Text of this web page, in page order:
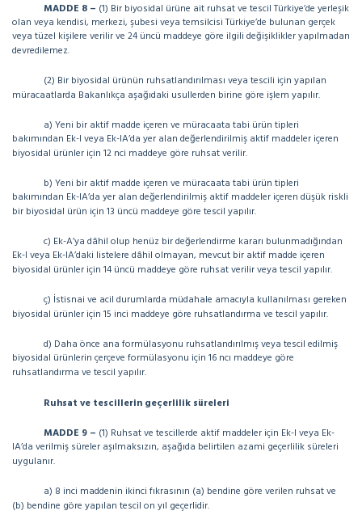
MADDE 8 – (1) Bir biyosidal ürüne ait ruhsat ve tescil Türkiye’de yerleşik
olan veya kendisi, merkezi, şubesi veya temsilcisi Türkiye’de bulunan gerçek
veya tüzel kişilere verilir ve 24 üncü maddeye göre ilgili değişiklikler yapılmadan
devredilemez.
(2) Bir biyosidal ürünün ruhsatlandırılması veya tescili için yapılan
müracaatlarda Bakanlıkça aşağıdaki usullerden birine göre işlem yapılır.
a) Yeni bir aktif madde içeren ve müracaata tabi ürün tipleri
bakımından Ek-I veya Ek-IA’da yer alan değerlendirilmiş aktif maddeler içeren
biyosidal ürünler için 12 nci maddeye göre ruhsat verilir.
b) Yeni bir aktif madde içeren ve müracaata tabi ürün tipleri
bakımından Ek-IA’da yer alan değerlendirilmiş aktif maddeler içeren düşük riskli
bir biyosidal ürün için 13 üncü maddeye göre tescil yapılır.
c) Ek-A’ya dâhil olup henüz bir değerlendirme kararı bulunmadığından
Ek-I veya Ek-IA’daki listelere dâhil olmayan, mevcut bir aktif madde içeren
biyosidal ürünler için 14 üncü maddeye göre ruhsat verilir veya tescil yapılır.
ç) İstisnai ve acil durumlarda müdahale amacıyla kullanılması gereken
biyosidal ürünler için 15 inci maddeye göre ruhsatlandırma ve tescil yapılır.
d) Daha önce ana formülasyonu ruhsatlandırılmış veya tescil edilmiş
biyosidal ürünlerin çerçeve formülasyonu için 16 ncı maddeye göre
ruhsatlandırma ve tescil yapılır.
Ruhsat ve tescillerin geçerlilik süreleri
MADDE 9 – (1) Ruhsat ve tescillerde aktif maddeler için Ek-I veya Ek-
IA’da verilmiş süreler aşılmaksızın, aşağıda belirtilen azami geçerlilik süreleri
uygulanır.
a) 8 inci maddenin ikinci fıkrasının (a) bendine göre verilen ruhsat ve
(b) bendine göre yapılan tescil on yıl geçerlidir.